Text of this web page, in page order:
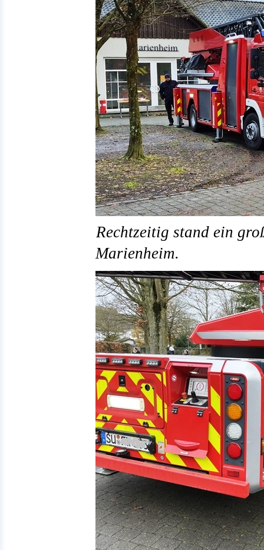
Rechtzeitig stand ein
Marienheim.